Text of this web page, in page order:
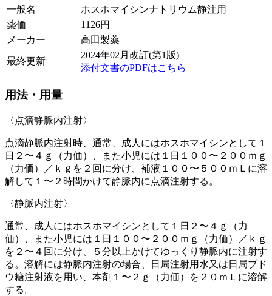
一般名
ホスホマイシンナトリウム静注用
薬価
1126円
メーカー
高田製薬
最終更新
2024年02月改訂(第1版)
添付文書のPDFはこちら
用法・用量
〈点滴静脈内注射〉
点滴静脈内注射時、通常、成人にはホスホマイシンとして１
日２〜４ｇ（力価）、また小児には１日１００〜２００ｍｇ
（力価）／ｋｇを２回に分け、補液１００〜５００ｍＬに溶
解して１〜２時間かけて静脈内に点滴注射する。
〈静脈内注射〉
通常、成人にはホスホマイシンとして１日２〜４ｇ（力
価）、また小児には１日１００〜２００ｍｇ（力価）／ｋｇ
を２〜４回に分け、５分以上かけてゆっくり静脈内に注射す
る。溶解には静脈内注射の場合、日局注射用水又は日局ブド
ウ糖注射液を用い、本剤１〜２ｇ（力価）を２０ｍＬに溶解
する。